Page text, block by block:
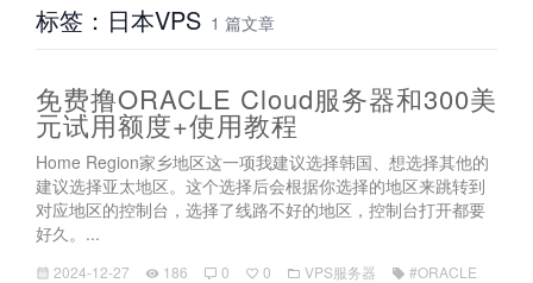
标签：日本VPS 1 篇文章
免费撸ORACLE Cloud服务器和300美
元试用额度+使用教程
Home Region家乡地区这一项我建议选择韩国、想选择其他的
建议选择亚太地区。这个选择后会根据你选择的地区来跳转到
对应地区的控制台，选择了线路不好的地区，控制台打开都要
好久。...
2024-12-27 186 0 0 VPS服务器
#ORACLE